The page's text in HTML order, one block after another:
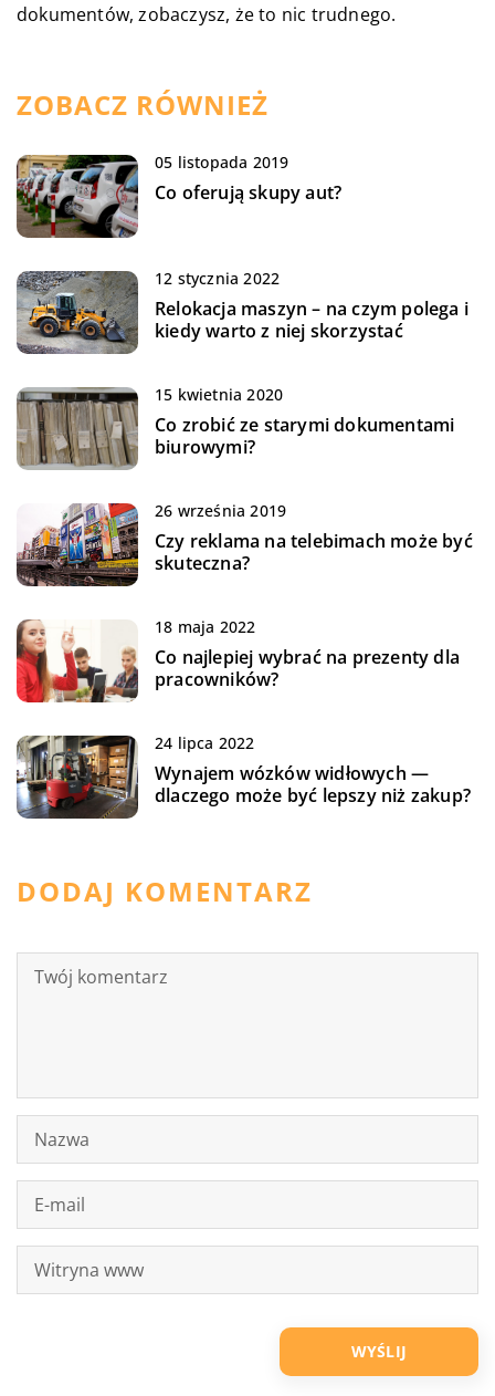
dokumentów, zobaczysz, że to nic trudnego.
ZOBACZ RÓWNIEŻ
05 listopada 2019
Co oferują skupy aut?
12 stycznia 2022
Relokacja maszyn – na czym polega i
kiedy warto z niej skorzystać
15 kwietnia 2020
Co zrobić ze starymi dokumentami
biurowymi?
26 września 2019
Czy reklama na telebimach może być
skuteczna?
18 maja 2022
Co najlepiej wybrać na prezenty dla
pracowników?
24 lipca 2022
Wynajem wózków widłowych —
dlaczego może być lepszy niż zakup?
DODAJ KOMENTARZ